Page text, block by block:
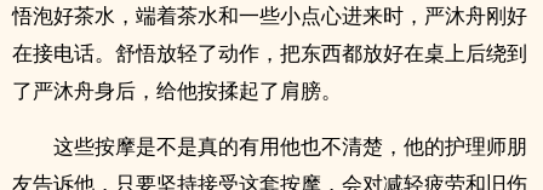
悟泡好茶水，端着茶水和一些小点心进来时，严沐舟刚好
在接电话。舒悟放轻了动作，把东西都放好在桌上后绕到
了严沐舟身后，给他按揉起了肩膀。
这些按摩是不是真的有用他也不清楚，他的护理师朋
友告诉他，只要坚持接受这套按摩，会对减轻疲劳和旧伤